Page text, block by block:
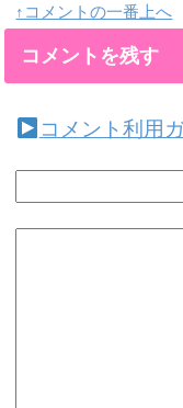
↑コメントの一番上へ
コメントを残す
コメント利用